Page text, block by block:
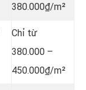
380.000₫/m²
Chỉ từ
380.000 –
450.000₫/m²